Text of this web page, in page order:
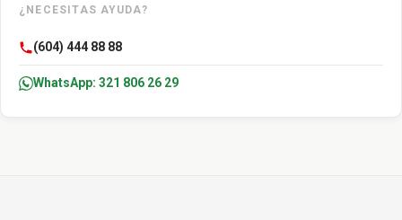
¿NECESITAS AYUDA?
(604) 444 88 88
WhatsApp: 321 806 26 29